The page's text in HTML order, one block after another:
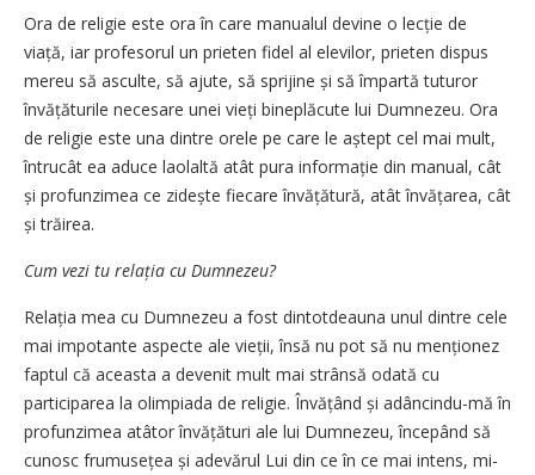
Ora de religie este ora în care manualul devine o lecție de
viață, iar profesorul un prieten fidel al elevilor, prieten dispus
mereu să asculte, să ajute, să sprijine și să împartă tuturor
învățăturile necesare unei vieți bineplăcute lui Dumnezeu. Ora
de religie este una dintre orele pe care le aștept cel mai mult,
întrucât ea aduce laolaltă atât pura informație din manual, cât
și profunzimea ce zidește fiecare învățătură, atât învățarea, cât
și trăirea.
Cum vezi tu relația cu Dumnezeu?
Relația mea cu Dumnezeu a fost dintotdeauna unul dintre cele
mai impotante aspecte ale vieții, însă nu pot să nu menționez
faptul că aceasta a devenit mult mai strânsă odată cu
participarea la olimpiada de religie. Învățând și adâncindu-mă în
profunzimea atâtor învățături ale lui Dumnezeu, începând să
cunosc frumusețea și adevărul Lui din ce în ce mai intens, mi-